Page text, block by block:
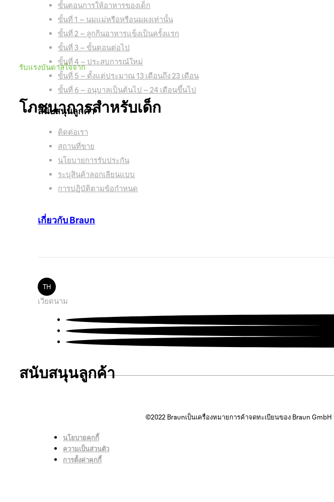
ขั้นตอนการให้อาหารของเด็ก
ขั้นที่ 1 – นมแม่หรือหรือนมผงเท่านั้น
ขั้นที่ 2 – ลูกกินอาหารแข็งเป็นครั้งแรก
ขั้นที่ 3 – ขั้นตอนต่อไป
ขั้นที่ 4 – ประสบการณ์ใหม่
ขั้นที่ 5 – ตั้งแต่ประมาณ 13 เดือนถึง 23 เดือน
ขั้นที่ 6 – อนุบาลเป็นต้นไป – 24 เดือนขึ้นไป
สนับสนุนลูกค้า
ติดต่อเรา
สถานที่ขาย
นโยบายการรับประกัน
ระบุสินค้าลอกเลียนแบบ
การปฏิบัติตามข้อกำหนด
เกี่ยวกับ Braun
TH
เวียดนาม
©2022 Braunเป็นเครื่องหมายการค้าจดทะเบียนของ Braun
นโยบายคุกกี้
ความเป็นส่วนตัว
การตั้งค่าคุกกี้
รับแรงบันดาลใจจาก
โภชนาการสำหรับเด็ก
โภชนาการสำหรับเด็ก
ได้รับแรงบันดาลใจจาก
สนับสนุนลูกค้า